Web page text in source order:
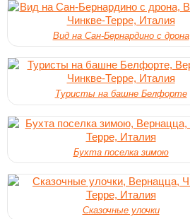
Вид на Сан-Бернардино с дрона
Туристы на башне Белфорте
Бухта поселка зимою
Сказочные улочки